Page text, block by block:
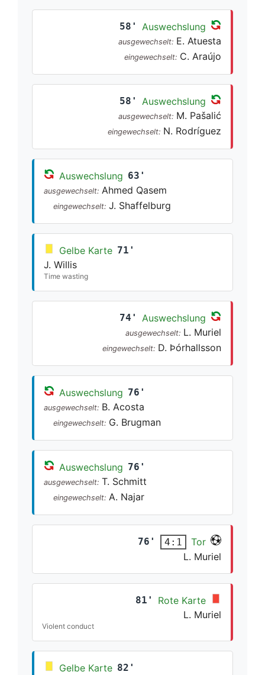
58' Auswechslung
ausgewechselt: E. Atuesta
eingewechselt: C. Araújo
58' Auswechslung
ausgewechselt: M. Pašalić
eingewechselt: N. Rodríguez
Auswechslung 63'
ausgewechselt: Ahmed Qasem
eingewechselt: J. Shaffelburg
Gelbe Karte 71'
J. Willis
Time wasting
74' Auswechslung
ausgewechselt: L. Muriel
eingewechselt: D. Þór­halls­son
Auswechslung 76'
ausgewechselt: B. Acosta
eingewechselt: G. Brugman
Auswechslung 76'
ausgewechselt: T. Schmitt
eingewechselt: A. Najar
76' 4:1
Tor
L. Muriel
81'
Rote Karte
L. Muriel
Violent conduct
Gelbe Karte 82'